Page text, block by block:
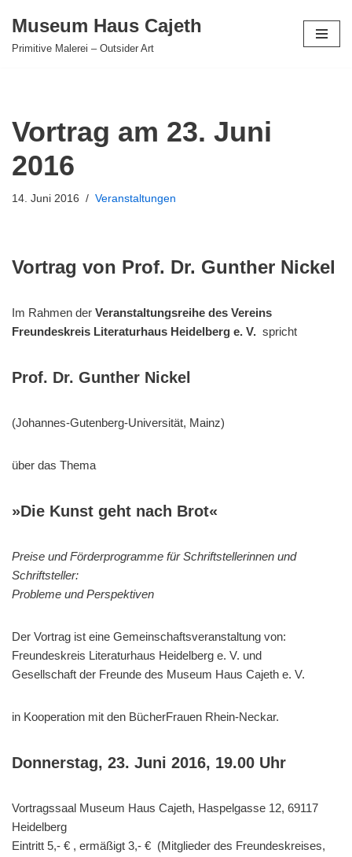
Zum
Museum Haus Cajeth
Primitive Malerei – Outsider Art
Vortrag am 23. Juni
2016
14. Juni 2016 Veranstaltungen
Vortrag von Prof. Dr. Gunther Nickel
Im Rahmen der Veranstaltungsreihe des Vereins
Freundeskreis Literaturhaus Heidelberg e. V. spricht
Prof. Dr. Gunther Nickel
(Johannes-Gutenberg-Universität, Mainz)
über das Thema
»Die Kunst geht nach Brot«
Preise und Förderprogramme für Schriftstellerinnen und
Schriftsteller:
Probleme und Perspektiven
Der Vortrag ist eine Gemeinschaftsveranstaltung von:
Freundeskreis Literaturhaus Heidelberg e. V. und
Gesellschaft der Freunde des Museum Haus Cajeth e. V.
in Kooperation mit den BücherFrauen Rhein-Neckar.
Donnerstag, 23. Juni 2016, 19.00 Uhr
Vortragssaal Museum Haus Cajeth, Haspelgasse 12, 69117
Heidelberg
Eintritt 5,- € , ermäßigt 3,- € (Mitglieder des Freundeskreises,